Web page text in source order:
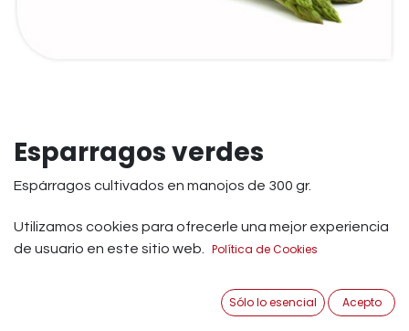
Esparragos verdes
Espárragos cultivados en manojos de 300 gr.
Los espárragos nos ofrecen muchas propiedades
aporte calórico, debido a un contenido muy bajo en
hidratos de carbono, los espárragos son un alimento
Utilizamos cookies para ofrecerle una mejor experiencia
de usuario en este sitio web. Política de Cookies
Sólo lo esencial Acepto